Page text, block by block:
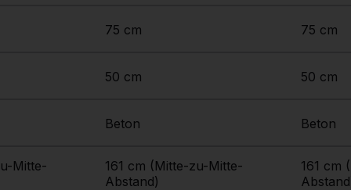
Mitte-
75 cm
50 cm
Beton
161 cm (Mitte-zu-Mitte-
Abstand)
75 cm
50 cm
Beton
161 cm